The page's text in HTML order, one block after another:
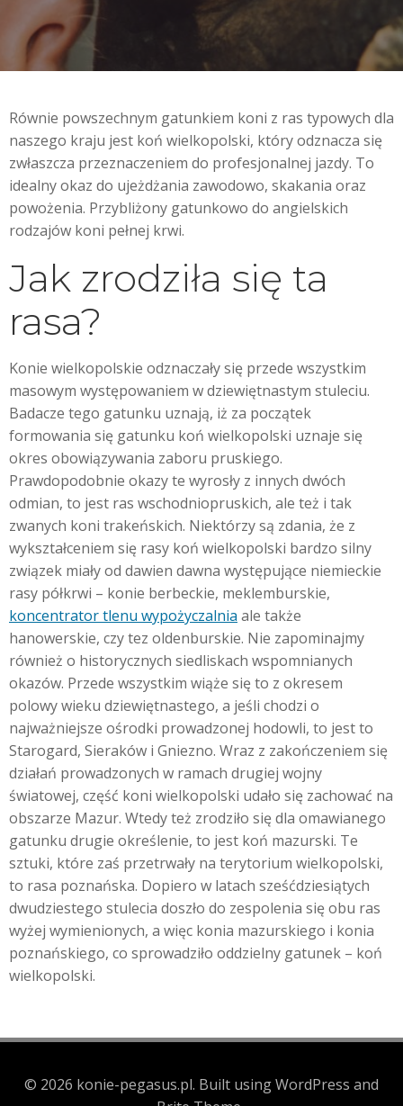
Równie powszechnym gatunkiem koni z ras typowych dla
naszego kraju jest koń wielkopolski, który odznacza się
zwłaszcza przeznaczeniem do profesjonalnej jazdy. To
idealny okaz do ujeżdżania zawodowo, skakania oraz
powożenia. Przybliżony gatunkowo do angielskich
rodzajów koni pełnej krwi.
Jak zrodziła się ta
rasa?
Konie wielkopolskie odznaczały się przede wszystkim
masowym występowaniem w dziewiętnastym stuleciu.
Badacze tego gatunku uznają, iż za początek
formowania się gatunku koń wielkopolski uznaje się
okres obowiązywania zaboru pruskiego.
Prawdopodobnie okazy te wyrosły z innych dwóch
odmian, to jest ras wschodniopruskich, ale też i tak
zwanych koni trakeńskich. Niektórzy są zdania, że z
wykształceniem się rasy koń wielkopolski bardzo silny
związek miały od dawien dawna występujące niemieckie
rasy półkrwi – konie berbeckie, meklemburskie,
koncentrator tlenu wypożyczalnia ale także
hanowerskie, czy tez oldenburskie. Nie zapominajmy
również o historycznych siedliskach wspomnianych
okazów. Przede wszystkim wiąże się to z okresem
polowy wieku dziewiętnastego, a jeśli chodzi o
najważniejsze ośrodki prowadzonej hodowli, to jest to
Starogard, Sieraków i Gniezno. Wraz z zakończeniem się
działań prowadzonych w ramach drugiej wojny
światowej, część koni wielkopolski udało się zachować na
obszarze Mazur. Wtedy też zrodziło się dla omawianego
gatunku drugie określenie, to jest koń mazurski. Te
sztuki, które zaś przetrwały na terytorium wielkopolski,
to rasa poznańska. Dopiero w latach sześćdziesiątych
dwudziestego stulecia doszło do zespolenia się obu ras
wyżej wymienionych, a więc konia mazurskiego i konia
poznańskiego, co sprowadziło oddzielny gatunek – koń
wielkopolski.
© 2026 konie-pegasus.pl. Built using WordPress and